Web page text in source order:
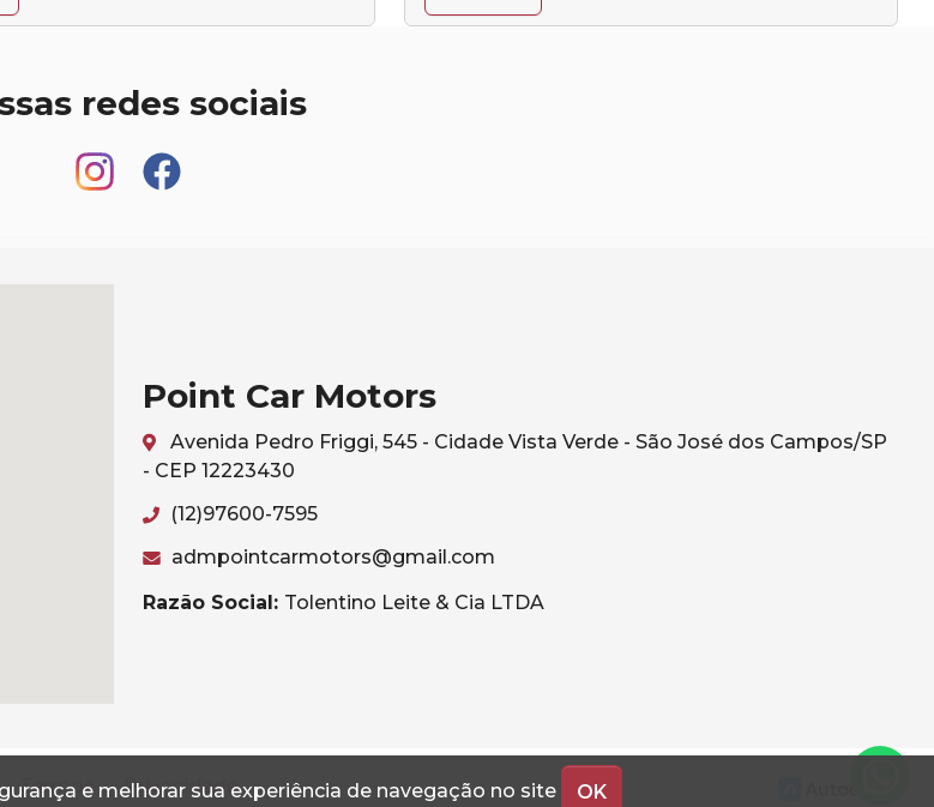
e melhorar sua experiência de navegação no site OK
redes sociais
Point Car Motors
Avenida Pedro Friggi, 545 - Cidade Vista Verde - São José dos Campos/SP
- CEP 12223430
(12)97600-7595
admpointcarmotors@gmail.com
Razão Social: Tolentino Leite & Cia LTDA
Termos Privacidade